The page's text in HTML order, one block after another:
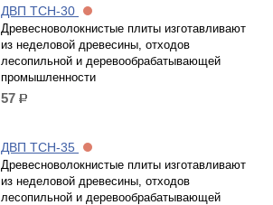
ДВП ТСН-30
Древесноволокнистые плиты изготавливают
из неделовой древесины, отходов
лесопильной и деревообрабатывающей
промышленности
57 р.
ДВП ТСН-35
Древесноволокнистые плиты изготавливают
из неделовой древесины, отходов
лесопильной и деревообрабатывающей